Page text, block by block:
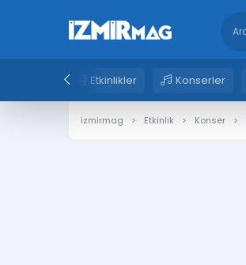
Etkinlikler Konserler
izmirmag Etkinlik Konser